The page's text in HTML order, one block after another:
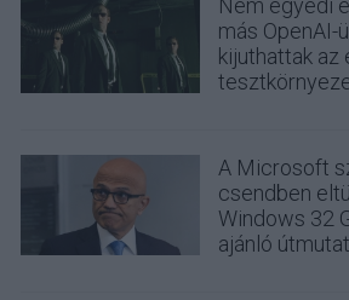
más OpenAI-
kijuthattak az
A Microsoft
csendben
Windows 32
ajánló